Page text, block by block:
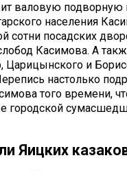
валовую подворную
населения
сотни посадских
Касимова. А
Царицынского и
настолько
того времени,
городской
Яицких